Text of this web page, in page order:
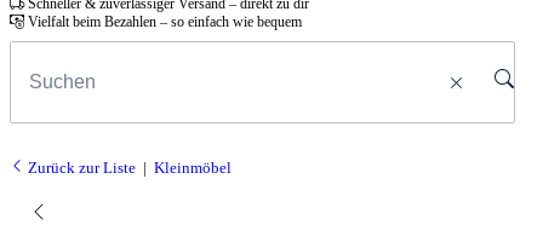
Schneller & zuverlässiger Versand – direkt zu dir
Vielfalt beim Bezahlen – so einfach wie bequem
Zurück zur Liste Kleinmöbel